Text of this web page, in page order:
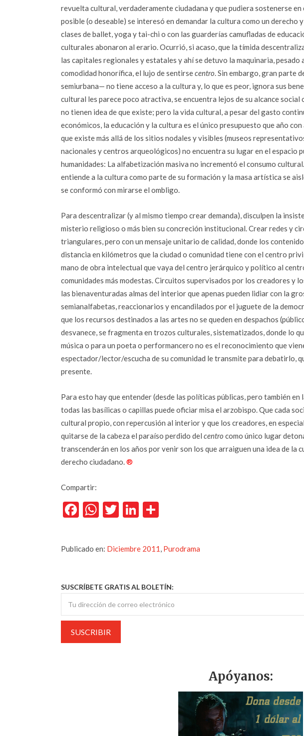
revuelta cultural, verdaderamente ciudadana y que pudiera sostenerse en
posible (o deseable) se interesó en demandar la cultura como un derecho
clases de ballet, yoga y tai-chi o con las guarderías camufladas de
culturales abonaron al erario. Ocurrió, si acaso, que la tímida
las capitales regionales y estatales y ahí se detuvo la maquinaria,
comodidad honorífica, el lujo de sentirsecentro. Sin embargo, gran parte
semiurbana— no tiene acceso a la cultura y, lo que es peor, ignora sus
cultural les parece poco atractiva, se encuentra lejos de su alcance
no tienen idea de que existe; pero la vida cultural, a pesar del gasto
económicos, la educación y la cultura es el único presupuesto que año
que existe más allá de los sitios nodales y visibles (museos
nacionales y centros arqueológicos) no encuentra su lugar en el espacio
humanidades: La alfabetización masiva no incrementó el consumo
entiende a la cultura como parte de su formación y la masa artística se
se conformó con mirarse el ombligo.
Para descentralizar (y al mismo tiempo crear demanda), disculpen la
misterio religioso o más bien su concreción institucional. Crear redes y
triangulares, pero con un mensaje unitario de calidad, donde los
distancia en kilómetros que la ciudad o comunidad tiene con el centro
mano de obra intelectual que vaya del centro jerárquico y político al
comunidades más modestas. Circuitos supervisados por los creadores y
las bienaventuradas almas del interior que apenas pueden lidiar con la
semianalfabetas, reaccionarios y encandilados por el juguete de la
que los recursos destinados a las artes no se queden en despachos
desvanece, se fragmenta en trozos culturales, sistematizados, donde lo
música o para un poeta o performancero no es el reconocimiento que
espectador/lector/escucha de su comunidad le transmite para debatirlo,
presente.
Para esto hay que entender (desde las políticas públicas, pero también
todas las basílicas o capillas puede oficiar misa el arzobispo. Que cada
cultural propio, con repercusión al interior y que los creadores, en
quitarse de la cabeza el paraíso perdido del centro como único lugar
transcenderán en los años por venir son los que arraiguen una idea de la
derecho ciudadano.®
Compartir:
Facebook
WhatsApp
TwitterLinkedIn
Publicado en: Diciembre 2011, Purodrama
SUSCRÍBETE GRATIS AL BOLETÍN:
Apóyanos: